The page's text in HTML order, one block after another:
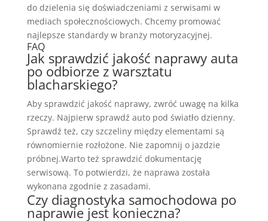
do dzielenia się doświadczeniami z serwisami w
mediach społecznościowych. Chcemy promować
najlepsze standardy w branży motoryzacyjnej.
FAQ
Jak sprawdzić jakość naprawy auta
po odbiorze z warsztatu
blacharskiego?
Aby sprawdzić jakość naprawy, zwróć uwagę na kilka
rzeczy. Najpierw sprawdź auto pod światło dzienny.
Sprawdź też, czy szczeliny między elementami są
równomiernie rozłożone. Nie zapomnij o jazdzie
próbnej.Warto też sprawdzić dokumentację
serwisową. To potwierdzi, że naprawa została
wykonana zgodnie z zasadami.
Czy diagnostyka samochodowa po
naprawie jest konieczna?